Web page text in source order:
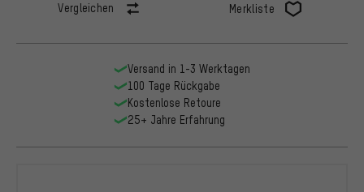
Vergleichen Merkliste
Versand in 1-3 Werktagen
100 Tage Rückgabe
Kostenlose Retoure
25+ Jahre Erfahrung